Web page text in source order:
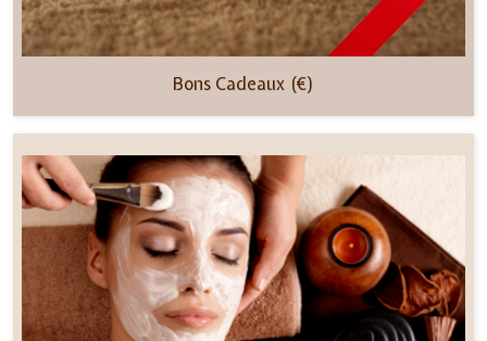
Bons Cadeaux (€)